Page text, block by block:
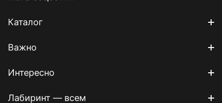
Каталог
Важно
Интересно
Лабиринт — всем